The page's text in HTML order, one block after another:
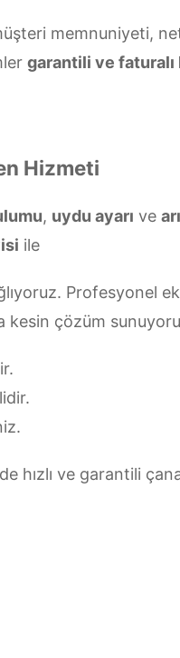
memnuniyeti,
garantili ve
Hizmeti
, uydu ayarı ve
ile
Profesyonel
kesin çözüm
hızlı ve garantili